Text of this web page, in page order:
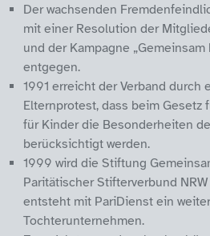
Der wachsenden
mit einer Resolution der
und der Kampagne
entgegen.
1991 erreicht der Verband durch
Elternprotest, dass beim Gesetz
für Kinder die Besonderheiten
berücksichtigt werden.
1999 wird die Stiftung
Paritätischer Stifterverbund
entsteht mit PariDienst ein
Tochterunternehmen.